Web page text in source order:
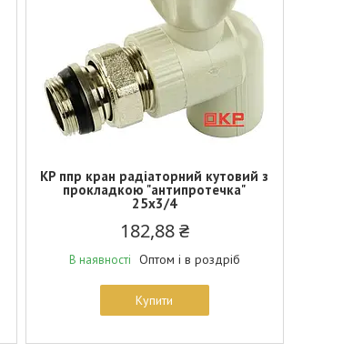
KP ппр кран радіаторний кутовий з
прокладкою "антипротечка"
25x3/4
182,88 ₴
В наявності Оптом і в роздріб
Купити